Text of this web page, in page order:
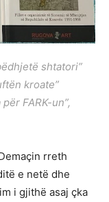
shtatori”
kroate”
FARK-un”,
rreth
e netë dhe
i gjithë asaj çka